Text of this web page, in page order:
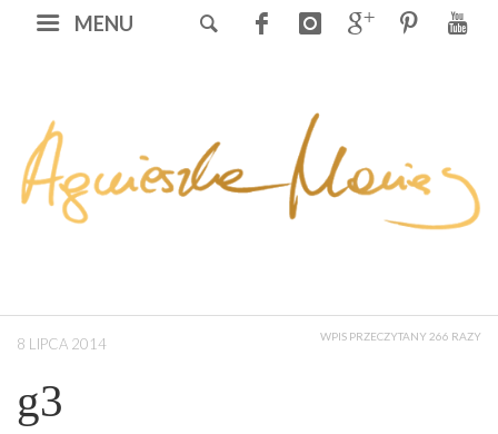
MENU
8 LIPCA 2014 WPIS PRZECZYTANY 266 RAZY
g3